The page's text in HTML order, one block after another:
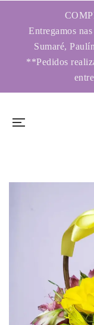
Entregamos
Sumaré,
**Pedidos